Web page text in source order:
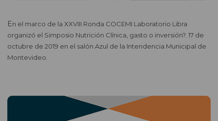
En el marco de la XXVIII Ronda COCEMI Laboratorio Libra
organizó el Simposio Nutrición Clínica, gasto o inversión?. 17 de
octubre de 2019 en el salón Azul de la Intendencia Municipal de
Montevideo.